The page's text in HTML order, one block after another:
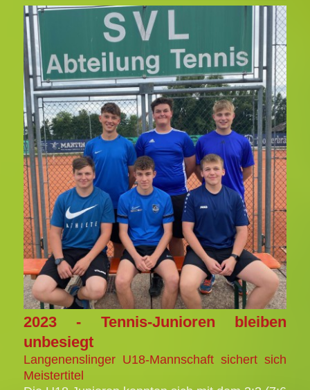
2023 - Tennis-Junioren bleiben
unbesiegt
Langenenslinger U18-Mannschaft sichert sich
Meistertitel